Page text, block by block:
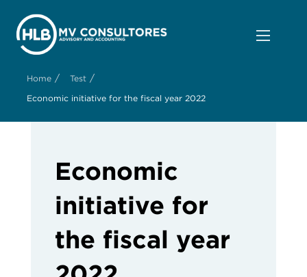
Home / Test /
Economic initiative for the fiscal year 2022
Economic
initiative for
the fiscal year